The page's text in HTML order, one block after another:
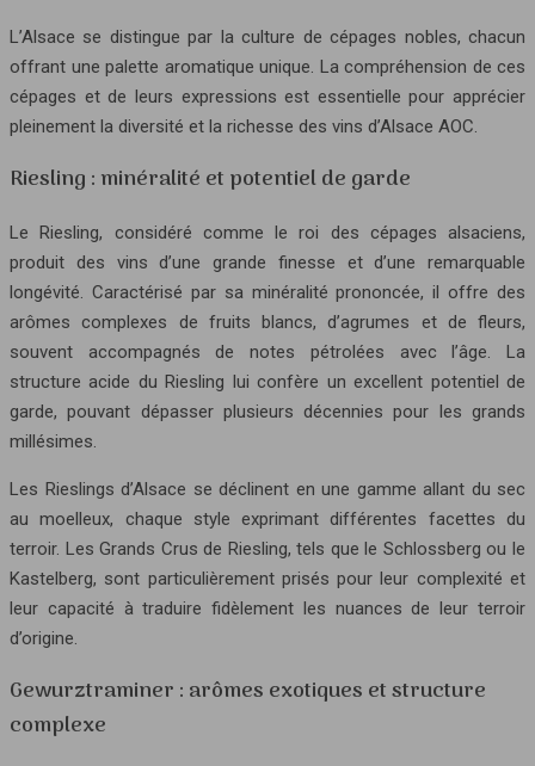
L’Alsace se distingue par la culture de cépages nobles, chacun
offrant une palette aromatique unique. La compréhension de ces
cépages et de leurs expressions est essentielle pour apprécier
pleinement la diversité et la richesse des vins d’Alsace AOC.
Riesling : minéralité et potentiel de garde
Le Riesling, considéré comme le roi des cépages alsaciens,
produit des vins d’une grande finesse et d’une remarquable
longévité. Caractérisé par sa minéralité prononcée, il offre des
arômes complexes de fruits blancs, d’agrumes et de fleurs,
souvent accompagnés de notes pétrolées avec l’âge. La
structure acide du Riesling lui confère un excellent potentiel de
garde, pouvant dépasser plusieurs décennies pour les grands
millésimes.
Les Rieslings d’Alsace se déclinent en une gamme allant du sec
au moelleux, chaque style exprimant différentes facettes du
terroir. Les Grands Crus de Riesling, tels que le Schlossberg ou le
Kastelberg, sont particulièrement prisés pour leur complexité et
leur capacité à traduire fidèlement les nuances de leur terroir
d’origine.
Gewurztraminer : arômes exotiques et structure
complexe